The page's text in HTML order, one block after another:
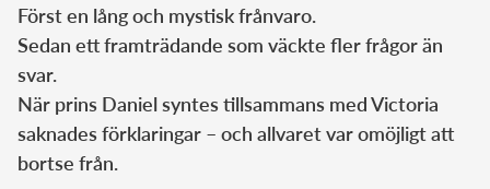
Först en lång och mystisk frånvaro.
Sedan ett framträdande som väckte fler frågor än
svar.
När prins Daniel syntes tillsammans med Victoria
saknades förklaringar – och allvaret var omöjligt att
bortse från.